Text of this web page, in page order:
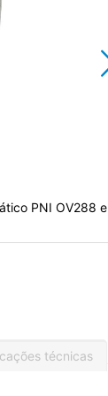
PNI OV288 e
técnicas